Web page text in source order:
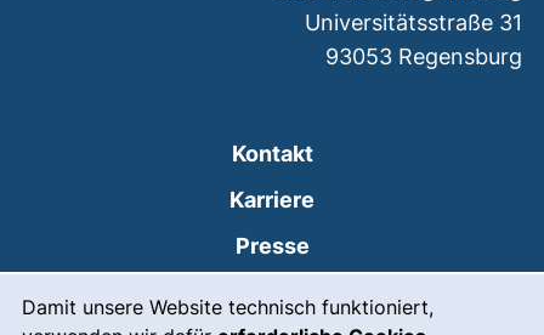
Damit unsere Website technisch funktioniert,
Kontakt
Karriere
Presse
Universitätsstraße 31
93053 Regensburg